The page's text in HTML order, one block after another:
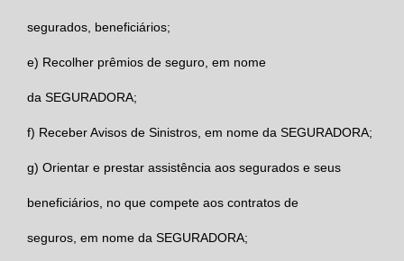
segurados, beneficiários;
e) Recolher prêmios de seguro, em nome
da SEGURADORA;
f) Receber Avisos de Sinistros, em nome da SEGURADORA;
g) Orientar e prestar assistência aos segurados e seus
beneficiários, no que compete aos contratos de
seguros, em nome da SEGURADORA;